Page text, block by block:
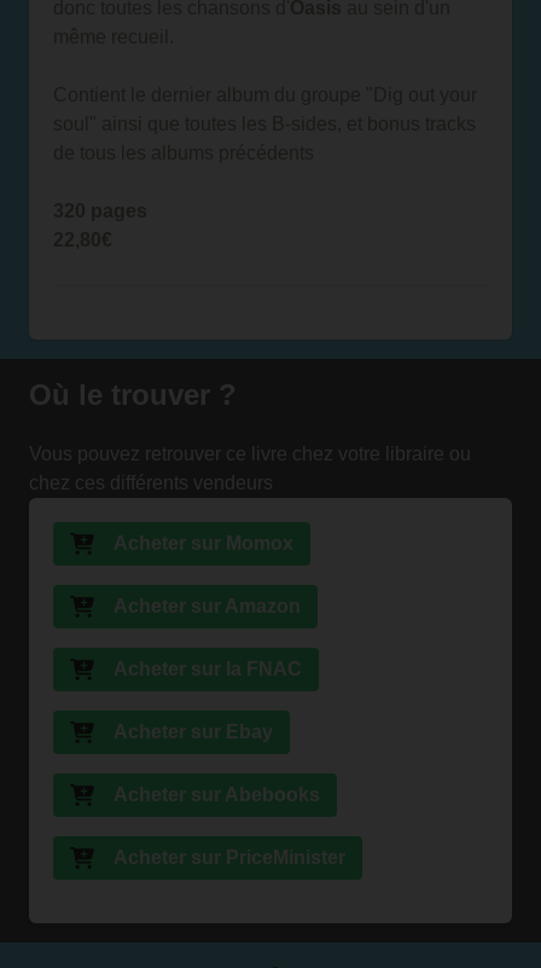
Où le trouver ?
Vous pouvez retrouver ce livre chez votre libraire ou
chez ces différents vendeurs
Acheter sur Momox
Acheter sur Amazon
Acheter sur la FNAC
Acheter sur Ebay
Acheter sur Abebooks
Acheter sur PriceMinister